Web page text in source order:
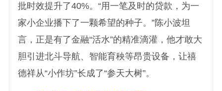
批时效提升了40%。“用一笔及时的贷款，为一
家小企业播下了一颗希望的种子。”陈小波坦
言，正是有了金融“活水”的精准滴灌，他才敢大
胆引进北斗导航、智能育秧等昂贵设备，让禧
德祥从“小作坊”长成了“参天大树”。